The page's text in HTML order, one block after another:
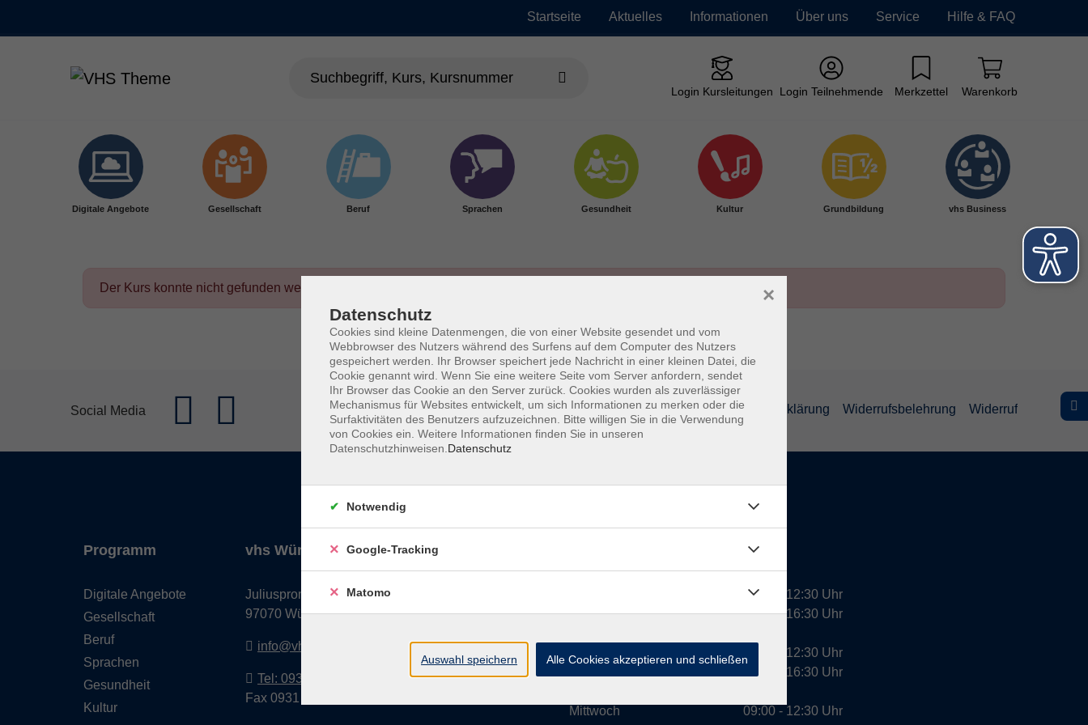
Startseite Aktuelles Informationen Über uns Service Hilfe & FAQ
Login Kursleitungen Login Teilnehmende Merkzettel Warenkorb
Digitale Angebote Gesellschaft Beruf Sprachen Gesundheit Kultur Grundbildung vhs Business
Der Kurs konnte nicht gefunden werden.
Social Media Impressum AGBs Datenschutzerklärung Barrierefreiheitserklärung Widerrufsbelehrung Widerruf
Programm
Digitale Angebote
Gesellschaft
Beruf
Sprachen
Gesundheit
Kultur
vhs Würzburg & Umgebung e. V.
Juliuspromenade 68
97070 Würzburg
info@vhs-wuerzburg.de
Tel: 0931 35593 0
Fax 0931 35593-20
Dienstag
Mittwoch
09:00 - 12:30 Uhr
13:00 - 16:30 Uhr
10:00 - 12:30 Uhr
13:00 - 16:30 Uhr
09:00 - 12:30 Uhr
Datenschutz
Cookies sind kleine Datenmengen, die von einer Website gesendet und vom
Webbrowser des Nutzers während des Surfens auf dem Computer des Nutzers
gespeichert werden. Ihr Browser speichert jede Nachricht in einer kleinen Datei, die
Cookie genannt wird. Wenn Sie eine weitere Seite vom Server anfordern, sendet
Ihr Browser das Cookie an den Server zurück. Cookies wurden als zuverlässiger
Mechanismus für Websites entwickelt, um sich Informationen zu merken oder die
Surfaktivitäten des Benutzers aufzuzeichnen. Bitte willigen Sie in die Verwendung
von Cookies ein. Weitere Informationen finden Sie in unseren
Datenschutzhinweisen. Datenschutz
×
Notwendig
Google-Tracking
Matomo
Auswahl speichern Alle Cookies akzeptieren und schließen